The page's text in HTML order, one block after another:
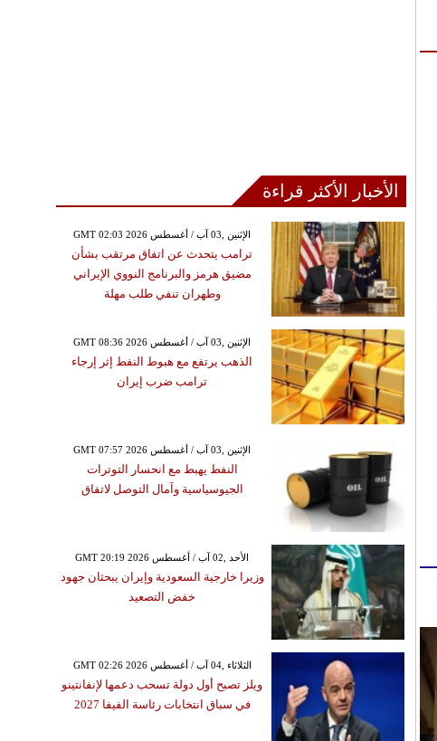
الأخبار الأكثر قراءة
GMT 02:03 2026 الإثنين ,03 آب / أغسطس
ترامب يتحدث عن اتفاق مرتقب بشأن
مضيق هرمز والبرنامج النووي الإيراني
وطهران تنفي طلب مهلة
GMT 08:36 2026 الإثنين ,03 آب / أغسطس
الذهب يرتفع مع هبوط النفط إثر إرجاء
ترامب ضرب إيران
GMT 07:57 2026 الإثنين ,03 آب / أغسطس
النفط يهبط مع انحسار التوترات
الجيوسياسية وآمال التوصل لاتفاق
GMT 20:19 2026 الأحد ,02 آب / أغسطس
وزيرا خارجية السعودية وإيران يبحثان جهود
خفض التصعيد
GMT 02:26 2026 الثلاثاء ,04 آب / أغسطس
ويلز تصبح أول دولة تسحب دعمها لإنفانتينو
في سباق انتخابات رئاسة الفيفا 2027